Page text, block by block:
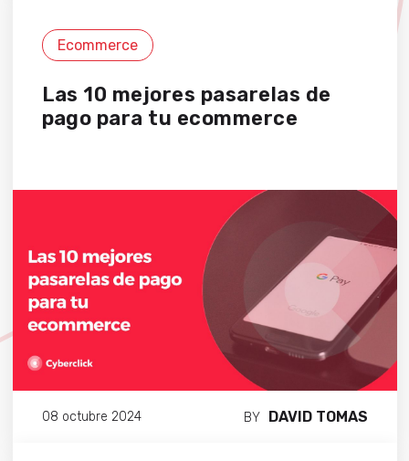
Ecommerce
Las 10 mejores pasarelas de
pago para tu ecommerce
08 octubre 2024 BY DAVID TOMAS